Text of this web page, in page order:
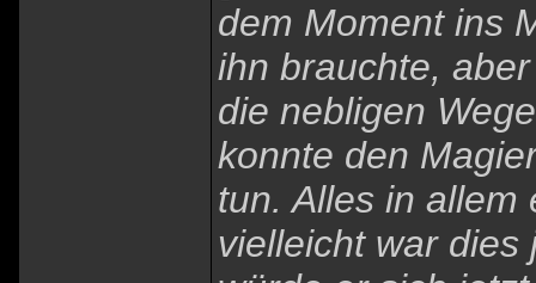
dem Moment ins
ihn brauchte,
die nebligen
konnte den
tun. Alles in allem
vielleicht war dies